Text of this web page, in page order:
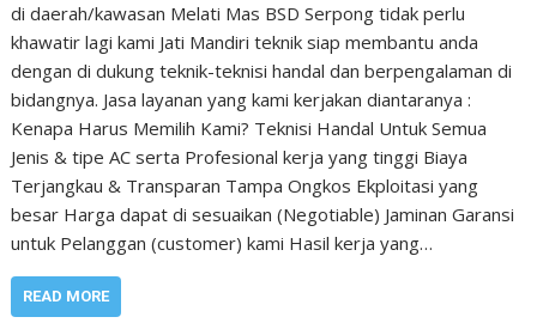
di daerah/kawasan Melati Mas BSD Serpong tidak perlu
khawatir lagi kami Jati Mandiri teknik siap membantu anda
dengan di dukung teknik-teknisi handal dan berpengalaman di
bidangnya. Jasa layanan yang kami kerjakan diantaranya :
Kenapa Harus Memilih Kami? Teknisi Handal Untuk Semua
Jenis & tipe AC serta Profesional kerja yang tinggi Biaya
Terjangkau & Transparan Tampa Ongkos Ekploitasi yang
besar Harga dapat di sesuaikan (Negotiable) Jaminan Garansi
untuk Pelanggan (customer) kami Hasil kerja yang…
READ MORE